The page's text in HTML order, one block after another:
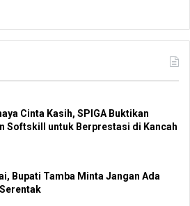
Cinta Kasih, SPIGA Buktikan
Softskill untuk Berprestasi di Kancah
Bupati Tamba Minta Jangan Ada